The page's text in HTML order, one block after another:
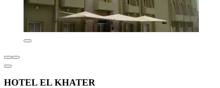
HOTEL EL KHATER